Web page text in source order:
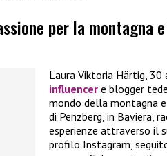
per la montagna
Laura Viktoria Härtig, 30
influencer e blogger
mondo della montagna
di Penzberg, in Baviera,
esperienze attraverso il
profilo Instagram,